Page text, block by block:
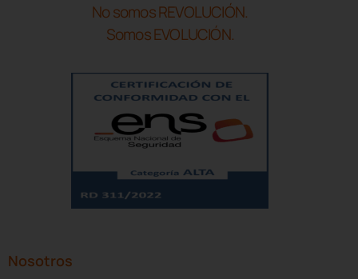
No somos REVOLUCIÓN.
Somos EVOLUCIÓN.
Nosotros